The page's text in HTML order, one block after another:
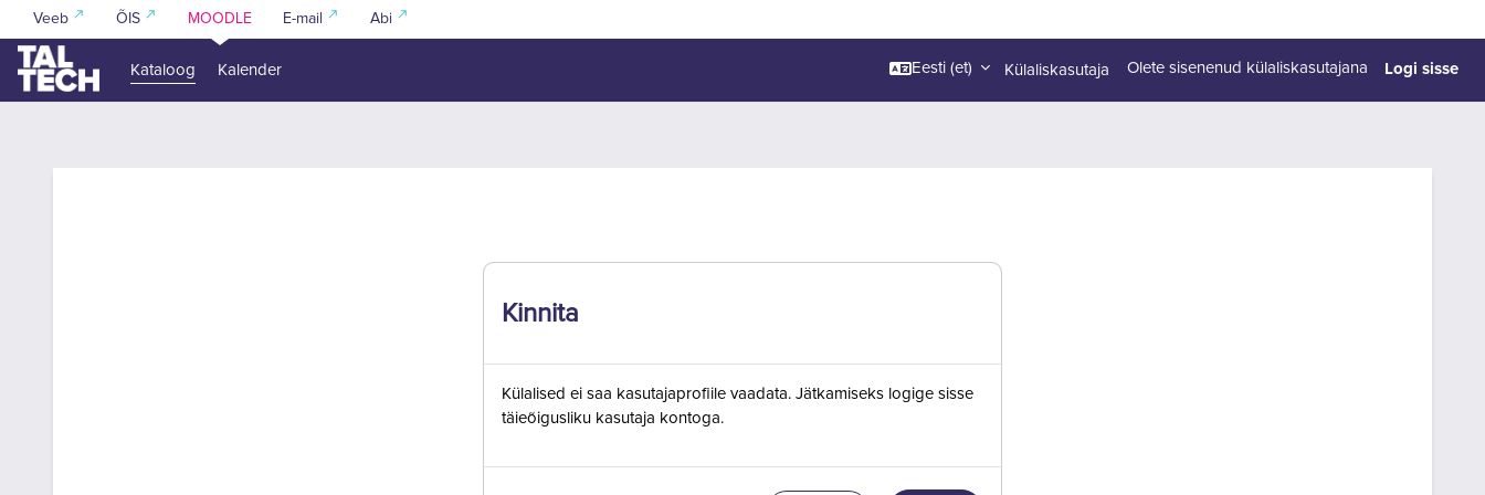
Jäta vahele peasisuni
Veeb ÕIS MOODLE E-mail Abi
Kataloog Kalender Eesti ‎(et)‎ Külaliskasutaja Olete sisenenud külaliskasutajana Logi sisse
Kinnita
Külalised ei saa kasutajaprofiile vaadata. Jätkamiseks logige sisse
täieõigusliku kasutaja kontoga.